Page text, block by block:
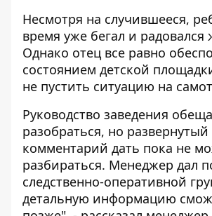
Несмотря на случившееся,
время уже бегал и радовался
Однако отец все равно
состоянием детской
не пустить ситуацию на
Руководство заведения
разобраться, но развернутый
комментарий дать пока не
разбираться. Менеджер дал
следственно-оперативной
детальную информацию